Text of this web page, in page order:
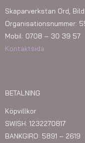
Skaparverkstan Ord,
Organisationsnummer:
Mobil: 0708 – 30 39 57
Kontaktsida
BETALNING
Köpvillkor
SWISH: 1232270817
BANKGIRO: 5891 – 2619